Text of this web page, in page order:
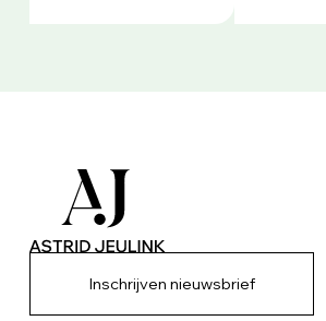
Inschrijven nieuwsbrief